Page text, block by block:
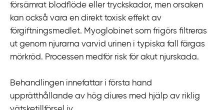
försämrat blodflöde eller tryckskador, men orsaken
kan också vara en direkt toxisk effekt av
förgiftningsmedlet. Myoglobinet som frigörs filtreras
ut genom njurarna varvid urinen i typiska fall färgas
mörkröd. Processen medför risk för akut njurskada.
Behandlingen innefattar i första hand
upprätthållande av hög diures med hjälp av riklig